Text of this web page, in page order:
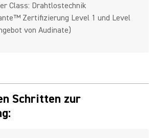
Class: Drahtlostechnik
Zertifizierung Level 1 und Level
von Audinate)
Schritten zur